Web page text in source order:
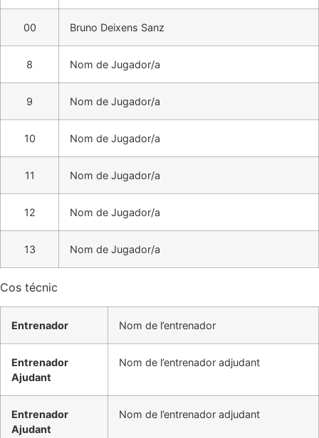
00 Bruno Deixens Sanz
8 Nom de Jugador/a
9 Nom de Jugador/a
10 Nom de Jugador/a
11 Nom de Jugador/a
12 Nom de Jugador/a
13 Nom de Jugador/a
Cos técnic
Entrenador Nom de l’entrenador
Entrenador
Ajudant
Nom de l’entrenador adjudant
Entrenador
Ajudant
Nom de l’entrenador adjudant